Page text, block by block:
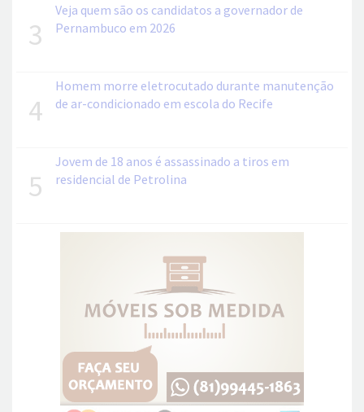
3
Veja quem são os candidatos a governador de
Pernambuco em 2026
4
Homem morre eletrocutado durante manutenção
de ar-condicionado em escola do Recife
5
Jovem de 18 anos é assassinado a tiros em
residencial de Petrolina